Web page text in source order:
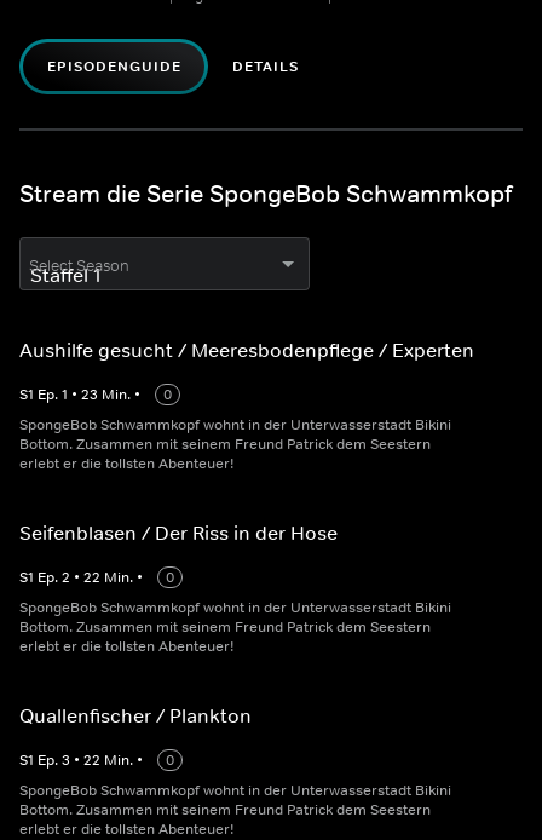
EPISODENGUIDE DETAILS
Stream die Serie SpongeBob Schwammkopf
Select Season
Aushilfe gesucht / Meeresbodenpflege / Experten
S1 Ep.1 • 23 Min. •
0
SpongeBob Schwammkopf wohnt in der Unterwasserstadt Bikini
Bottom. Zusammen mit seinem Freund Patrick dem Seestern
erlebt er die tollsten Abenteuer!
Seifenblasen / Der Riss in der Hose
S1 Ep.2 • 22 Min. •
0
SpongeBob Schwammkopf wohnt in der Unterwasserstadt Bikini
Bottom. Zusammen mit seinem Freund Patrick dem Seestern
erlebt er die tollsten Abenteuer!
Quallenfischer / Plankton
S1 Ep.3 • 22 Min. •
0
SpongeBob Schwammkopf wohnt in der Unterwasserstadt Bikini
Bottom. Zusammen mit seinem Freund Patrick dem Seestern
erlebt er die tollsten Abenteuer!